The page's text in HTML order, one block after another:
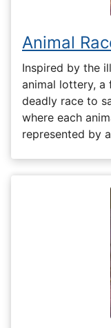
Animal
Inspired by the
animal lottery, a
deadly race to
where each
represented by